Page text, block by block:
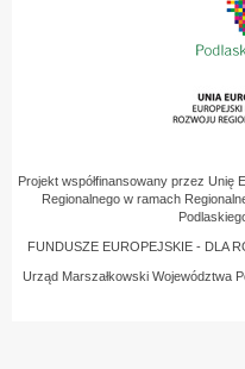
Projekt współfinansowany przez Unię
Regionalnego w ramach
FUNDUSZE EUROPEJSKIE - DLA
Urząd Marszałkowski Województwa